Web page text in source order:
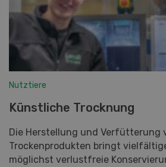
Nutztiere
Künstliche Trocknung
Die Herstellung und Verfütterung
Trockenprodukten bringt
möglichst verlustfreie